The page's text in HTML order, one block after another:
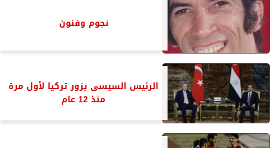
نجوم وفنون
الرئيس السيسى يزور تركيا لأول مرة
منذ 12 عام